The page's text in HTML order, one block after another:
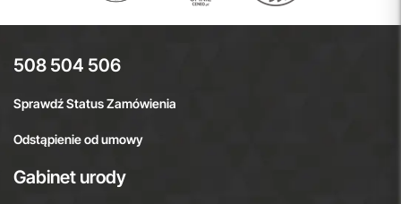
508 504 506
Sprawdź Status Zamówienia
Odstąpienie od umowy
Gabinet urody